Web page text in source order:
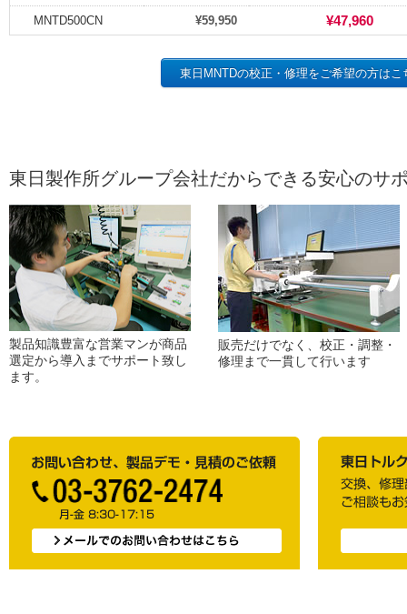
MNTD500CN ¥59,950 ¥47,960
東日MNTDの校正・修理をご希望の方はこ
東日製作所グループ会社だからできる安心のサ
製品知識豊富な営業マンが商品
選定から導入までサポート致し
ます。
販売だけでなく、校正・調整・
修理まで一貫して行います